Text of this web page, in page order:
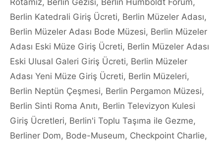
Berlin Katedrali Giriş Ücreti, Berlin Müzeler Adası,
Berlin Müzeler Adası Bode Müzesi, Berlin Müzeler
Adası Eski Müze Giriş Ücreti, Berlin Müzeler Adası
Eski Ulusal Galeri Giriş Ücreti, Berlin Müzeler
Adası Yeni Müze Giriş Ücreti, Berlin Müzeleri,
Berlin Neptün Çeşmesi, Berlin Pergamon Müzesi,
Berlin Sinti Roma Anıtı, Berlin Televizyon Kulesi
Giriş Ücretleri, Berlin'i Toplu Taşıma ile Gezme,
Berliner Dom, Bode-Museum, Checkpoint Charlie,